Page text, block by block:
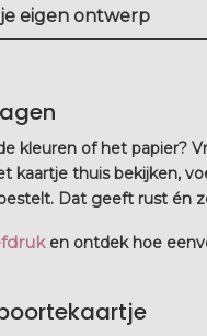
je eigen ontwerp
kleuren of het papier?
kaartje thuis bekijken,
Dat geeft rust én
en ontdek hoe